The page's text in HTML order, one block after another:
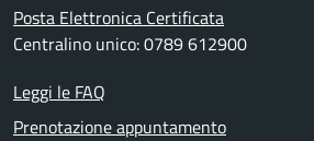
Posta Elettronica Certificata
Centralino unico: 0789 612900
Leggi le FAQ
Prenotazione appuntamento